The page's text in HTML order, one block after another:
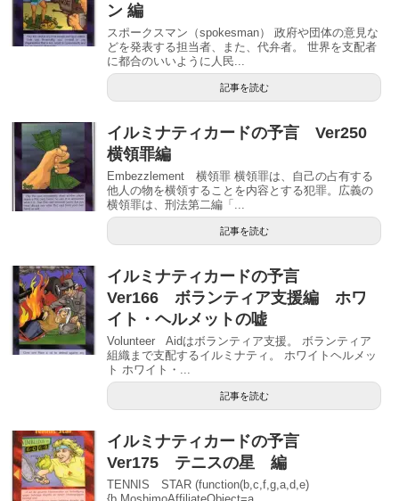
ン 編
スポークスマン（spokesman） 政府や団体の意見な
どを発表する担当者、また、代弁者。 世界を支配者
に都合のいいように人民...
記事を読む
イルミナティカードの予言 Ver250
横領罪編
Embezzlement 横領罪 横領罪は、自己の占有する
他人の物を横領することを内容とする犯罪。広義の
横領罪は、刑法第二編「...
記事を読む
イルミナティカードの予言
Ver166 ボランティア支援編 ホワ
イト・ヘルメットの嘘
Volunteer Aidはボランティア支援。 ボランティア
組織まで支配するイルミナティ。 ホワイトヘルメッ
ト ホワイト・...
記事を読む
イルミナティカードの予言
Ver175 テニスの星 編
TENNIS STAR (function(b,c,f,g,a,d,e)